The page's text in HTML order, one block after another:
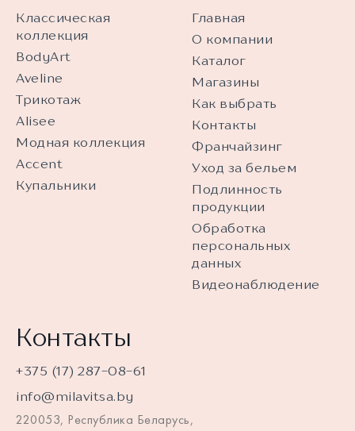
Классическая
коллекция
BodyArt
Aveline
Трикотаж
Alisee
Модная коллекция
Accent
Купальники
Главная
О компании
Каталог
Магазины
Как выбрать
Контакты
Франчайзинг
Уход за бельем
Подлинность
продукции
Обработка
персональных
данных
Видеонаблюдение
Контакты
+375 (17) 287-08-61
info@milavitsa.by
220053, Республика Беларусь,